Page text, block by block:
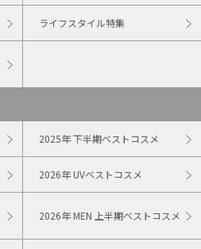
ライフスタイル特集
2025年 下半期ベストコスメ
2026年 UVベストコスメ
2026年 MEN 上半期ベストコスメ